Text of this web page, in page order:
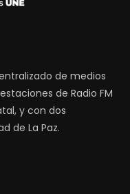
de medios
de Radio FM
y con dos
de La Paz.